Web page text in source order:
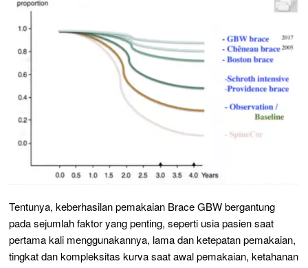
Tentunya, keberhasilan pemakaian Brace GBW bergantung
pada sejumlah faktor yang penting, seperti usia pasien saat
pertama kali menggunakannya, lama dan ketepatan pemakaian,
tingkat dan kompleksitas kurva saat awal pemakaian, ketahanan